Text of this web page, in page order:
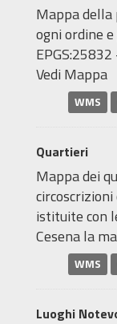
Mappa della
ogni ordine
Vedi Mappa
WMS
Quartieri
Mappa dei
istituite con
Cesena la
WMS
Luoghi